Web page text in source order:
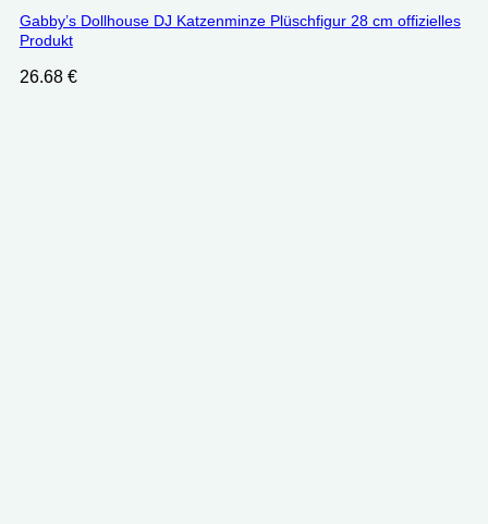
Gabby’s Dollhouse DJ Katzenminze Plüschfigur 28 cm offizielles
Produkt
26.68 €